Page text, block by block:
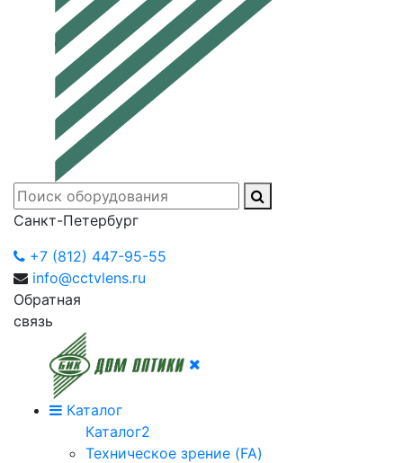
Санкт-Петербург
+7 (812) 447-95-55
info@cctvlens.ru
Обратная
связь
Каталог
Каталог2
Техническое зрение (FA)